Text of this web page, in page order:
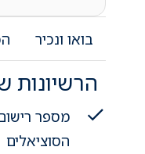
בואו ונכיר
הרשיונות
מספר
הסוציאלים